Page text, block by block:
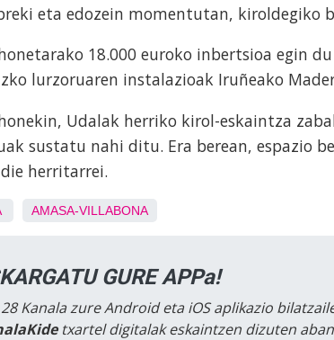
eta edozein momentutan, kiroldegiko
18.000 euroko inbertsioa egin
lurzoruaren instalazioak Iruñeako
Udalak herriko kirol-eskaintza
sustatu nahi ditu. Era berean, espazio
herritarrei.
AMASA-VILLABONA
GURE APPa!
Kanala zure Android eta iOS aplikazio
txartel digitalak eskaintzen dizuten